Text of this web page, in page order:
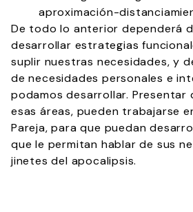
aproximación-
De todo lo anterior dependerá
desarrollar estrategias
suplir nuestras necesidades, y
de necesidades personales e
podamos desarrollar. Presentar
esas áreas, pueden trabajarse
Pareja, para que puedan
que le permitan hablar de sus
jinetes del apocalipsis.